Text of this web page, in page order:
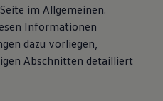
im Allgemeinen.
Informationen
dazu vorliegen,
Abschnitten detailliert